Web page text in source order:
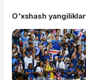
O'xshash yangiliklar